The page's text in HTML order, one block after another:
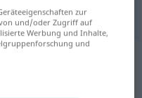
Quellen
zur
und/oder Zugriff auf
Werbung und Inhalte,
und